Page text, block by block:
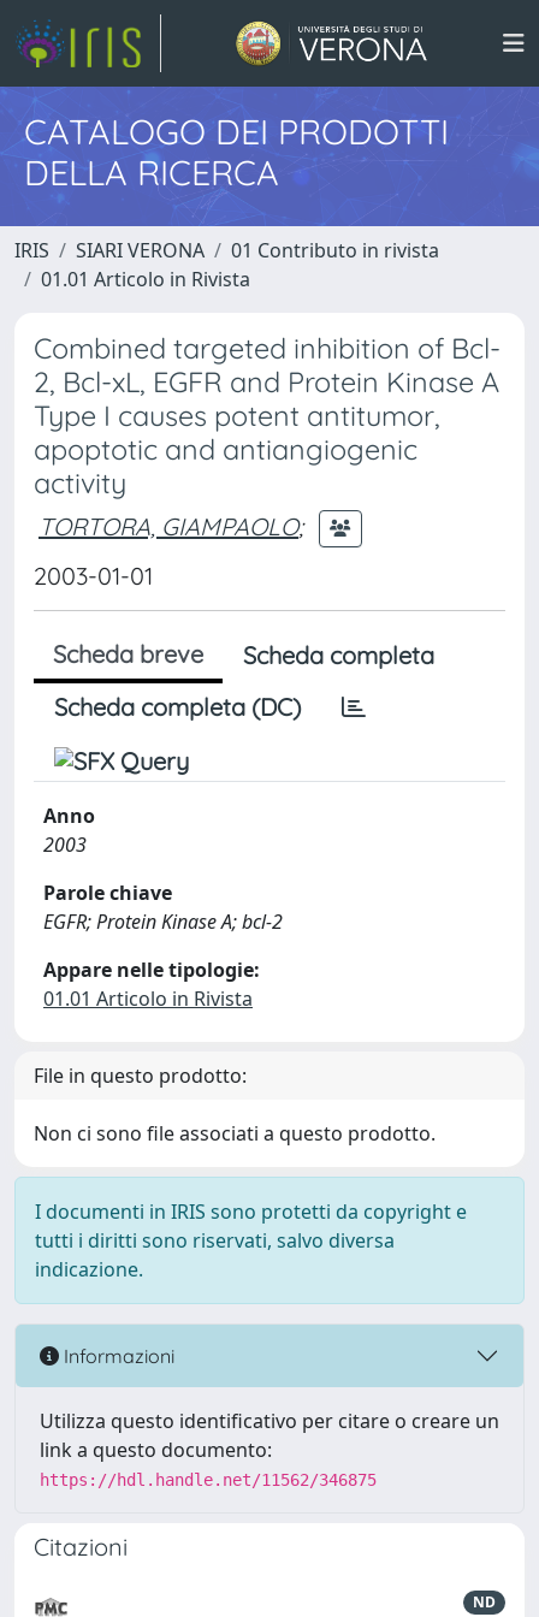
CATALOGO DEI PRODOTTI
DELLA RICERCA
IRIS SIARI VERONA
01 Contributo in rivista
01.01 Articolo in Rivista
Combined targeted inhibition of Bcl-
2, Bcl-xL, EGFR and Protein Kinase A
Type I causes potent antitumor,
apoptotic and antiangiogenic
activity
TORTORA, GIAMPAOLO;
2003-01-01
Scheda breve
Scheda completa
Scheda completa (DC)
Anno
2003
Parole chiave
EGFR; Protein Kinase A; bcl-2
Appare nelle tipologie:
01.01 Articolo in Rivista
File in questo prodotto:
Non ci sono file associati a questo prodotto.
I documenti in IRIS sono protetti da copyright e
tutti i diritti sono riservati, salvo diversa
indicazione.
Informazioni
Utilizza questo identificativo per citare o creare un
link a questo documento:
https://hdl.handle.net/11562/346875
Citazioni
ND